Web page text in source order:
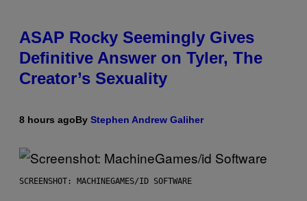
ASAP Rocky Seemingly Gives
Definitive Answer on Tyler, The
Creator’s Sexuality
8 hours agoBy Stephen Andrew Galiher
SCREENSHOT: MACHINEGAMES/ID SOFTWARE